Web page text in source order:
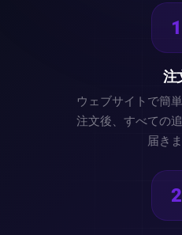
1
ウェブサイトで簡
注文後、すべての
届きま
2